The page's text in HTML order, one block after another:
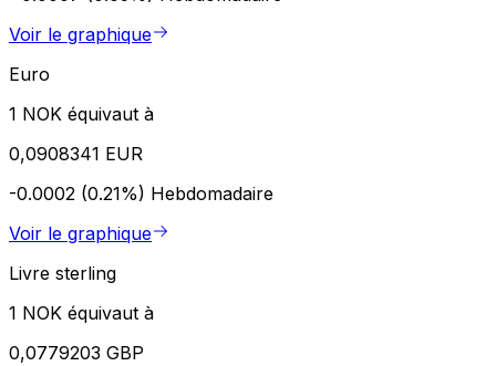
Voir le graphique
Euro
1 NOK équivaut à
0,0908341 EUR
-0.0002 (0.21%) Hebdomadaire
Voir le graphique
Livre sterling
1 NOK équivaut à
0,0779203 GBP